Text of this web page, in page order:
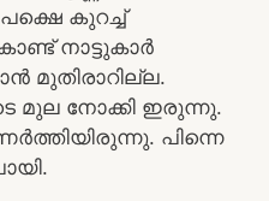
കുറച്ച്
നാട്ടുകാർ
മുതിരാറില്ല.
മുല നോക്കി ഇരുന്നു.
പിന്നെ